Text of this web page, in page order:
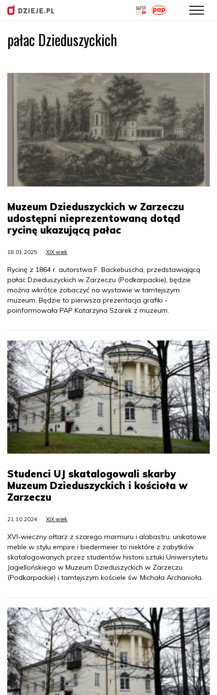
Przejdź
do
pałac Dzieduszyckich
Muzeum Dzieduszyckich w Zarzeczu
udostępni nieprezentowaną dotąd
rycinę ukazującą pałac
18.01.2025 XIX wiek
Rycinę z 1864 r. autorstwa F. Backebuscha, przedstawiającą
pałac Dzieduszyckich w Zarzeczu (Podkarpackie), będzie
można wkrótce zobaczyć na wystawie w tamtejszym
muzeum. Będzie to pierwsza prezentacja grafiki -
poinformowała PAP Katarzyna Szarek z muzeum.
Studenci UJ skatalogowali skarby
Muzeum Dzieduszyckich i kościoła w
Zarzeczu
21.10.2024 XIX wiek
XVI-wieczny ołtarz z szarego marmuru i alabastru, unikatowe
meble w stylu empire i biedermeier to niektóre z zabytków
skatalogowanych przez studentów historii sztuki Uniwersytetu
Jagiellońskiego w Muzeum Dzieduszyckich w Zarzeczu
(Podkarpackie) i tamtejszym kościele św. Michała Archanioła.